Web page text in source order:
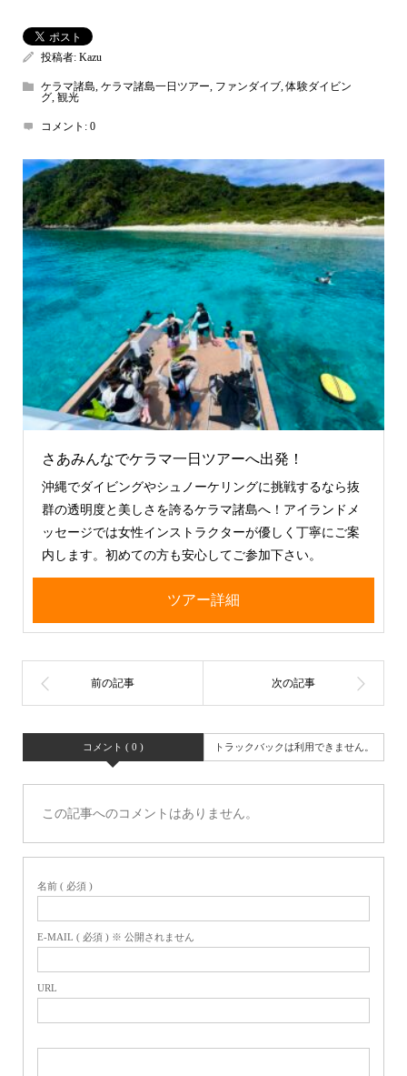
投稿者: Kazu
ケラマ諸島 ケラマ諸島一日ツアー ファンダイブ,体験ダイビン
グ, 観光
コメント: 0
さあみんなでケラマ一日ツアーへ出発！
沖縄でダイビングやシュノーケリングに挑戦するなら抜
群の透明度と美しさを誇るケラマ諸島へ！アイランドメ
ッセージでは女性インストラクターが優しく丁寧にご案
内します。初めての方も安心してご参加下さい。
ツアー詳細
コメント ( 0 ) トラックバックは利用できません。
この記事へのコメントはありません。
名前 ( 必須 )
E-MAIL ( 必須 ) ※ 公開されません
URL